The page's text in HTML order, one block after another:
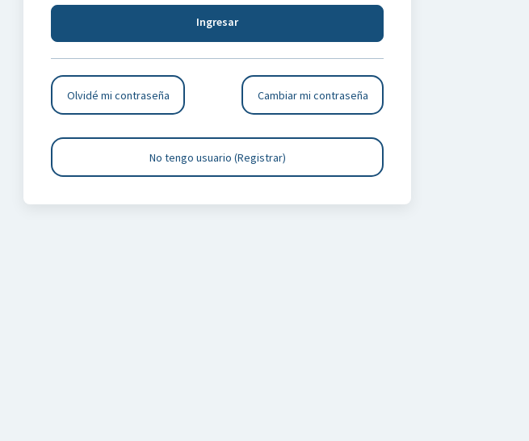
Ingresar
Olvidé mi contraseña Cambiar mi contraseña
No tengo usuario (Registrar)